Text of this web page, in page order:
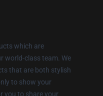
which are
world-class team. We
that are both stylish
to show your
you to share your